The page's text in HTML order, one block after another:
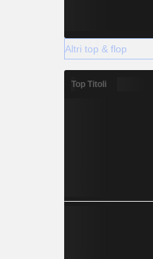
Altri top & flop
Top Titoli